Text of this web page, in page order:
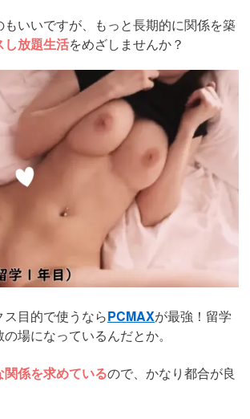
いいですが、もっと長期的に関係を築
し放題生活をめざしませんか？
目的で使うならPCMAXが最強！留学
場になっているんだとか。
関係を求めているので、かなり都合が良